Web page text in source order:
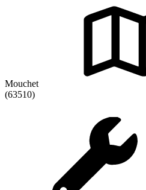
Mouchet
(63510)